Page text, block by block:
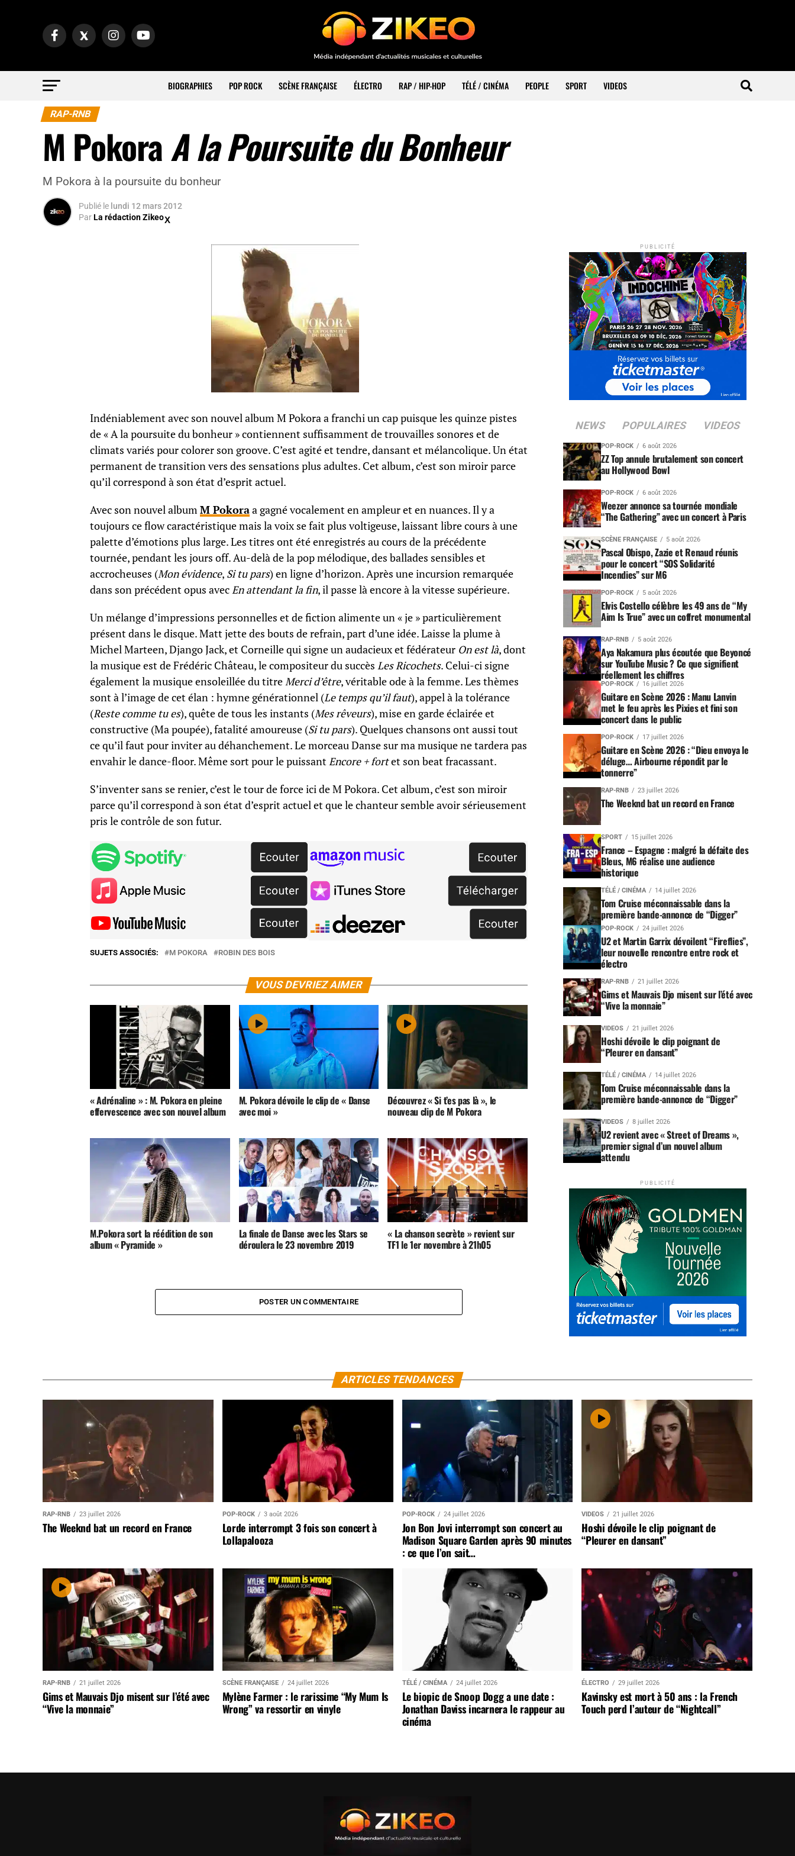
BIOGRAPHIES POP ROCK SCÈNE FRANÇAISE ÉLECTRO RAP / HIP-HOP TÉLÉ / CINÉMA PEOPLE SPORT VIDEOS
RAP-RNB
M PokoraA la Poursuite du Bonheur
M Pokora à la poursuite du bonheur
Publié le lundi 12 mars 2012
ParLa rédaction Zikeo
Indéniablement avec son nouvel album M Pokora a franchi un cap puisque les quinze pistes
de « A la poursuite du bonheur » contiennent suffisamment de trouvailles sonores et de
climats variés pour colorer son groove. C’est agité et tendre, dansant et mélancolique. Un état
permanent de transition vers des sensations plus adultes. Cet album, c’est son miroir parce
qu’il correspond à son état d’esprit actuel.
Avec son nouvel albumM Pokoraa gagné vocalement en ampleur et en nuances. Il y a
toujours ce flow caractéristique mais la voix se fait plus voltigeuse, laissant libre cours à une
palette d’émotions plus large. Les titres ont été enregistrés au cours de la précédente
tournée, pendant les jours off. Au-delà de la pop mélodique, des ballades sensibles et
accrocheuses (Mon évidence, Si tu pars) en ligne d’horizon. Après une incursion remarquée
dans son précédent opus avecEn attendant la fin, il passe là encore à la vitesse supérieure.
Un mélange d’impressions personnelles et de fiction alimente un « je » particulièrement
présent dans le disque. Matt jette des bouts de refrain, part d’une idée. Laisse la plume à
Michel Marteen, Django Jack, et Corneille qui signe un audacieux et fédérateur On est là, dont
la musique est de Frédéric Château, le compositeur du succès Les Ricochets. Celui-ci signe
également la musique ensoleillée du titreMerci d’être, véritable ode à la femme. Les thèmes
sont à l’image de cet élan : hymne générationnel (Le temps qu’il faut), appel à la tolérance
(Reste comme tu es), quête de tous les instants (Mes rêveurs), mise en garde éclairée et
constructive (Ma poupée), fatalité amoureuse (Si tu pars). Quelques chansons ont aussi tout
ce qu’il faut pour inviter au déhanchement. Le morceau Danse sur ma musique ne tardera pas
envahir le dance-floor. Même sort pour le puissantEncore + fortet son beat fracassant.
S’inventer sans se renier, c’est le tour de force ici de M Pokora. Cet album, c’est son miroir
parce qu’il correspond à son état d’esprit actuel et que le chanteur semble avoir sérieusement
pris le contrôle de son futur.
SUJETS ASSOCIÉS: M POKORA ROBIN DES BOIS
VOUS DEVRIEZ AIMER
« Adrénaline » : M. Pokora en pleine
effervescence avec son nouvel album
M. Pokora dévoile le clip de « Danse
avec moi »
Découvrez « Si t’es pas là », le
nouveau clip de M Pokora
M.Pokora sort la réédition de son
album « Pyramide »
La finale de Danse avec les Stars se
déroulera le 23 novembre 2019
« La chanson secrète » revient sur
TF1 le 1er novembre à 21h05
POSTER UN COMMENTAIRE
PUBLICITÉ
NEWS POPULAIRES VIDEOS
POP-ROCK 6 août 2026
ZZ Top annule brutalement son concert
au Hollywood Bowl
POP-ROCK 6 août 2026
Weezer annonce sa tournée mondiale
“The Gathering” avec un concert à Paris
SCÈNE FRANÇAISE 5 août 2026
Pascal Obispo, Zazie et Renaud réunis
pour le concert “SOS Solidarité
Incendies” sur M6
POP-ROCK 5 août 2026
Elvis Costello célèbre les 49 ans de “My
Aim Is True” avec un coffret monumental
RAP-RNB 5 août 2026
Aya Nakamura plus écoutée que Beyoncé
sur YouTube Music ? Ce que signifient
réellement les chiffres
POP-ROCK 16 juillet 2026
Guitare en Scène 2026 : Manu Lanvin
met le feu après les Pixies et fini son
concert dans le public
POP-ROCK 17 juillet 2026
Guitare en Scène 2026 : “Dieu envoya le
déluge… Airbourne répondit par le
tonnerre”
RAP-RNB 23 juillet 2026
The Weeknd bat un record en France
SPORT 15 juillet 2026
France – Espagne : malgré la défaite des
Bleus, M6 réalise une audience
historique
TÉLÉ / CINÉMA 14 juillet 2026
Tom Cruise méconnaissable dans la
première bande-annonce de “Digger”
POP-ROCK 24 juillet 2026
U2 et Martin Garrix dévoilent “Fireflies”,
leur nouvelle rencontre entre rock et
électro
RAP-RNB 21 juillet 2026
Gims et Mauvais Djo misent sur l’été avec
“Vive la monnaie”
VIDEOS 21 juillet 2026
Hoshi dévoile le clip poignant de
“Pleurer en dansant”
TÉLÉ / CINÉMA 14 juillet 2026
Tom Cruise méconnaissable dans la
première bande-annonce de “Digger”
VIDEOS 8 juillet 2026
U2 revient avec « Street of Dreams »,
premier signal d’un nouvel album
attendu
PUBLICITÉ
ARTICLES TENDANCES
RAP-RNB 23 juillet 2026
The Weeknd bat un record en France
POP-ROCK 3 août 2026
Lorde interrompt 3 fois son concert à
Lollapalooza
POP-ROCK 24 juillet 2026
Jon Bon Jovi interrompt son concert au
Madison Square Garden après 90 minutes
: ce que l’on sait…
VIDEOS 21 juillet 2026
Hoshi dévoile le clip poignant de
“Pleurer en dansant”
RAP-RNB 21 juillet 2026
Gims et Mauvais Djo misent sur l’été avec
“Vive la monnaie”
SCÈNE FRANÇAISE 24 juillet 2026
Mylène Farmer : le rarissime “My Mum Is
Wrong” va ressortir en vinyle
TÉLÉ / CINÉMA 24 juillet 2026
Le biopic de Snoop Dogg a une date :
Jonathan Daviss incarnera le rappeur au
cinéma
ÉLECTRO 29 juillet 2026
Kavinsky est mort à 50 ans : la French
Touch perd l’auteur de “Nightcall”